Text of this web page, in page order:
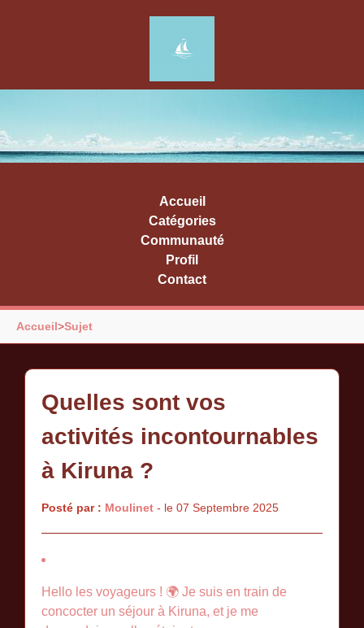
Accueil
Catégories
Communauté
Profil
Contact
Accueil>Sujet
Quelles sont vos
activités incontournables
à Kiruna ?
Posté par : Moulinet - le 07 Septembre 2025
Hello les voyageurs ! 🌍 Je suis en train de
concocter un séjour à Kiruna, et je me